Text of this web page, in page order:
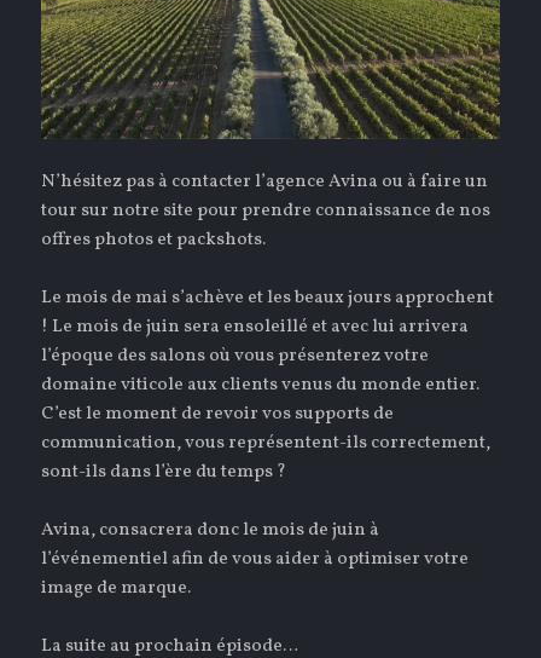
N’hésitez pas à contacter l’agence Avina ou à faire un
tour sur notre site pour prendre connaissance de nos
offres photos et packshots.
Le mois de mai s’achève et les beaux jours approchent
! Le mois de juin sera ensoleillé et avec lui arrivera
l’époque des salons où vous présenterez votre
domaine viticole aux clients venus du monde entier.
C’est le moment de revoir vos supports de
communication, vous représentent-ils correctement,
sont-ils dans l’ère du temps ?
Avina, consacrera donc le mois de juin à
l’événementiel afin de vous aider à optimiser votre
image de marque.
La suite au prochain épisode…